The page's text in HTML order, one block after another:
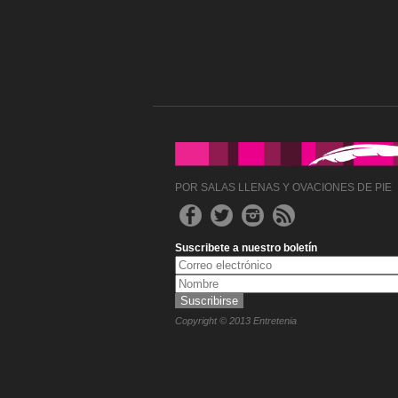
POR SALAS LLENAS Y OVACIONES DE PIE
Suscribete a nuestro boletín
Copyright © 2013 Entretenia